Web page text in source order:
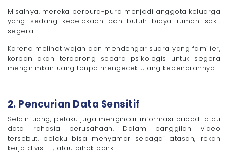
Misalnya, mereka berpura-pura menjadi anggota keluarga
yang sedang kecelakaan dan butuh biaya rumah sakit
segera.
Karena melihat wajah dan mendengar suara yang familier,
korban akan terdorong secara psikologis untuk segera
mengirimkan uang tanpa mengecek ulang kebenarannya.
2. Pencurian Data Sensitif
Selain uang, pelaku juga mengincar informasi pribadi atau
data rahasia perusahaan. Dalam panggilan video
tersebut, pelaku bisa menyamar sebagai atasan, rekan
kerja divisi IT, atau pihak bank.